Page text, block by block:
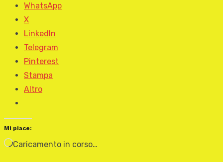
WhatsApp
X
LinkedIn
Telegram
Pinterest
Stampa
Altro
Mi piace:
Caricamento in corso…